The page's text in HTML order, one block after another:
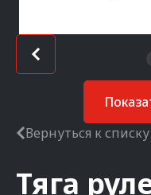
Вернуться к
Тяга